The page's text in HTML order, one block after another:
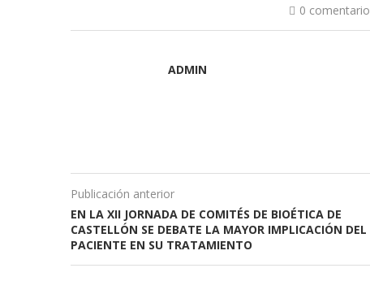
0 comentario
ADMIN
Publicación anterior
EN LA XII JORNADA DE COMITÉS DE BIOÉTICA DE
CASTELLÓN SE DEBATE LA MAYOR IMPLICACIÓN DEL
PACIENTE EN SU TRATAMIENTO